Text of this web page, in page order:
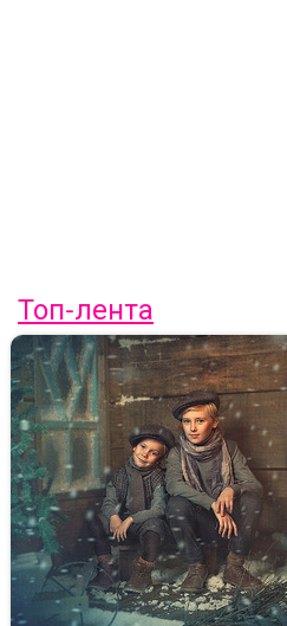
Топ-лента